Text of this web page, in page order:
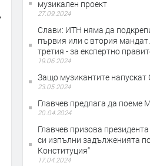
музикален проект
27.09.2024
Слави: ИТН няма да
първия или с втория
третия - за експертно
19.06.2024
Защо музикантите напускат
23.05.2024
Главчев предлага да поеме
20.04.2024
Главчев призова
си изпълни задълженията
Конституция“
17.04.2024